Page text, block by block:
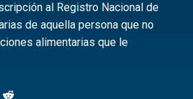
al Registro Nacional de
de aquella persona que no
alimentarias que le